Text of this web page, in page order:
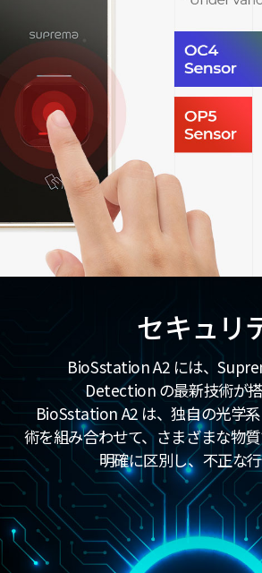
セキュリ
BioSstation A2 には、
Detection の最新技術が搭
BioSstation A2 は、独自の光学
術を組み合わせて、さまざまな物
明確に区別し、不正な